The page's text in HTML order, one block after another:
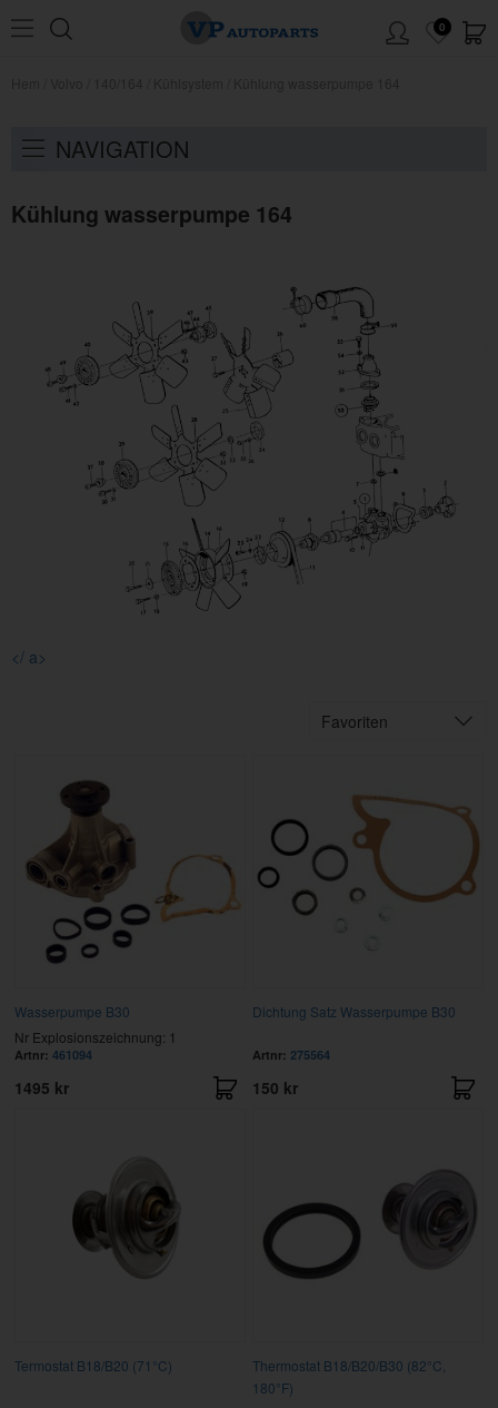
0
NAVIGATION
Kühlung wasserpumpe 164
</ a>
Favoriten
Wasserpumpe B30
Nr Explosionszeichnung: 1
Artnr: 461094
1495 kr
Dichtung Satz Wasserpumpe B30
Artnr: 275564
150 kr
Termostat B18/B20 (71°C)
Thermostat B18/B20/B30 (82°C,
180°F)